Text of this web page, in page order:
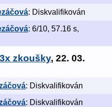
: Diskvalifikován
: 6/10, 57.16 s,
zkoušky, 22. 03.
: Diskvalifikován
: Diskvalifikován